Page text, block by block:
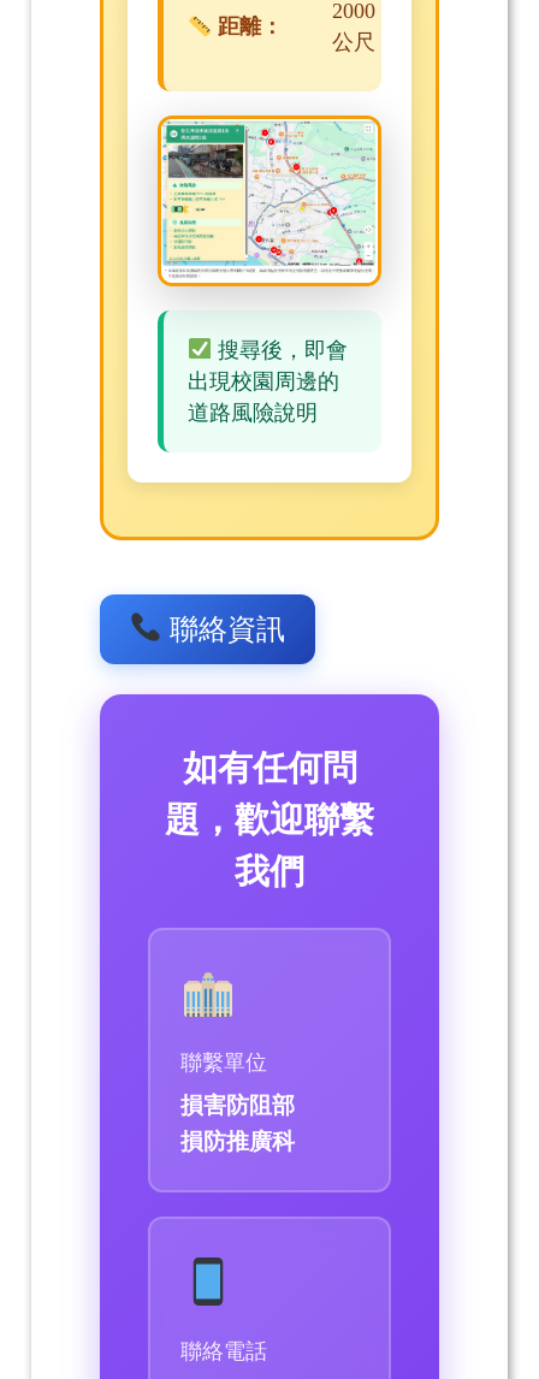
距離：
2000
公尺
搜尋後，即會
出現校園周邊的
道路風險說明
聯絡資訊
如有任何問
題，歡迎聯繫
我們
聯繫單位
損害防阻部
損防推廣科
聯絡電話